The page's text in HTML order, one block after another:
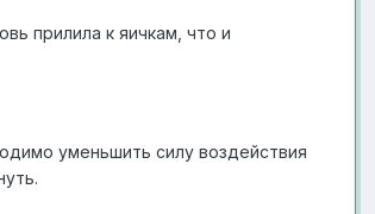
прилила к яичкам, что и
уменьшить силу воздействия